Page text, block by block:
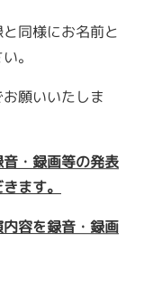
同様にお名前と
。
願いいたしま
・録画等の発表
ます。
容を録音・録画